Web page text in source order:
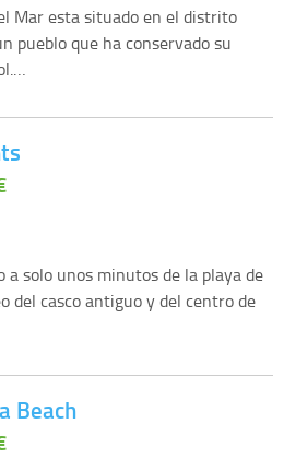
Mar esta situado en el distrito
pueblo que ha conservado su
solo unos minutos de la playa de
del casco antiguo y del centro de
Beach